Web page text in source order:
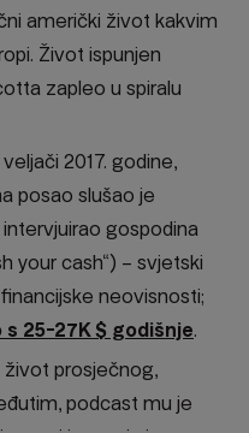
američki život kakvim
Život ispunjen
zapleo u spiralu
2017. godine,
posao slušao je
gospodina
your cash“) – svjetski
neovisnosti;
25-27K $ godišnje.
prosječnog,
podcast mu je